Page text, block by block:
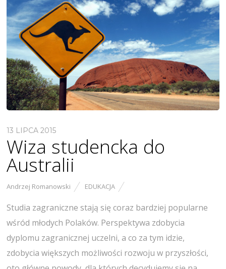
13 LIPCA 2015
Wiza studencka do
Australii
Andrzej Romanowski EDUKACJA
Studia zagraniczne stają się coraz bardziej popularne
wśród młodych Polaków. Perspektywa zdobycia
dyplomu zagranicznej uczelni, a co za tym idzie,
zdobycia większych możliwości rozwoju w przyszłości,